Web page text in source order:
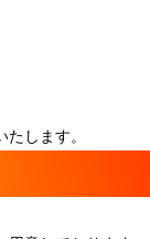
します。